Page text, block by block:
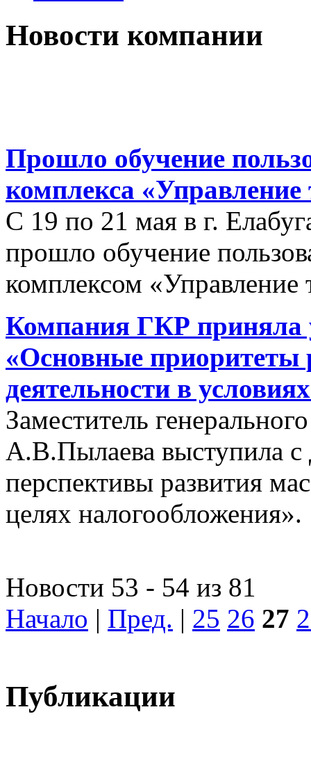
Новости компании
Прошло обучение
комплекса
С 19 по 21 мая в г.
прошло обучение
комплексом
Компания ГКР приняла
«Основные приоритеты
деятельности в
Заместитель
А.В.Пылаева выступила
перспективы развития
целях налогообложения».
Новости 53 - 54 из 81
Начало | Пред. | 25 26 27
Публикации